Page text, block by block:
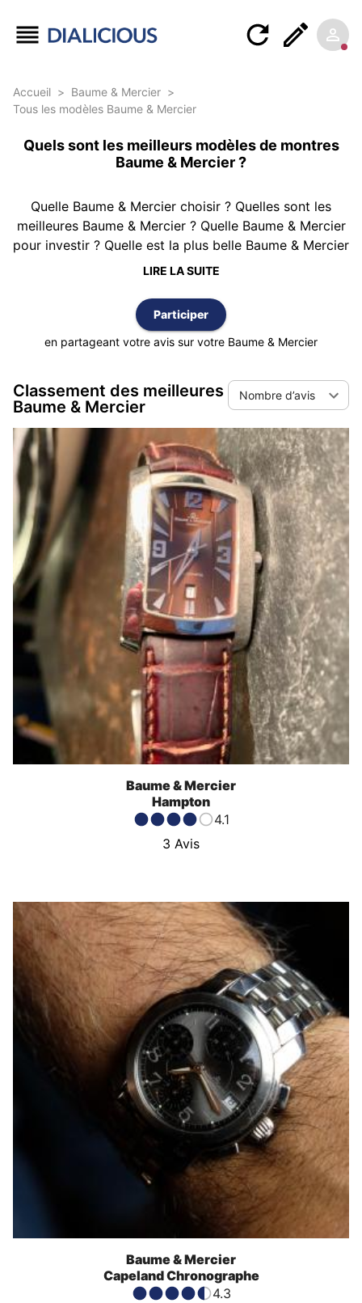
Accueil > Baume & Mercier >
Tous les modèles Baume & Mercier
Quels sont les meilleurs modèles de montres
Baume & Mercier ?
Quelle Baume & Mercier choisir ? Quelles sont les
meilleures Baume & Mercier ? Quelle Baume & Mercier
pour investir ? Quelle est la plus belle Baume & Mercier
? Pour tenter d'apporter une réponse, Dialicious vous
réalisé à partir de 13 avis d’authentiques clients
possédant au moins une Baume & Mercier. Le
classement est réalisé selon la meilleure note moyenne
d’avis ou par ordre alphabétique.
LIRE LA SUITE
Participer
en partageant votre avis sur votre Baume & Mercier
Classement des meilleures
Baume & Mercier
Nombre d’avis
Baume & Mercier
Hampton
4.1
3 Avis
Baume & Mercier
Capeland Chronographe
4.3